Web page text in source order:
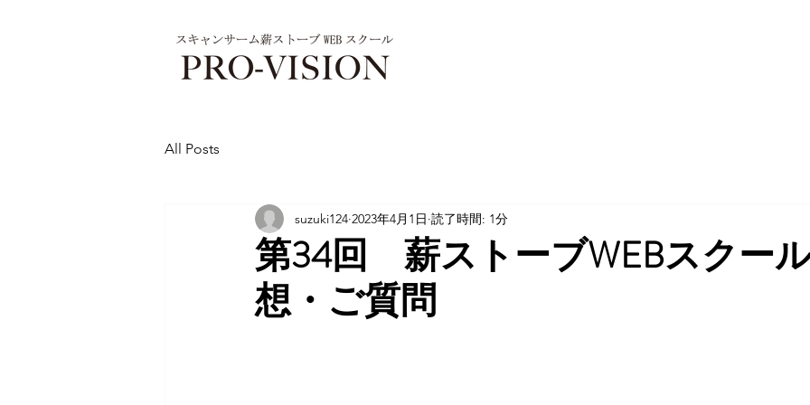
All Posts
第34回 薪ストーブWEBスクー
想・ご質問
suzuki124 2023年4月1日 読了時間: 1分